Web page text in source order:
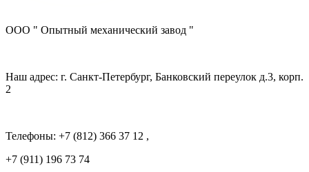
ООО " Опытный механический завод "
Наш адрес: г. Санкт-Петербург, Банковский переулок д.3, корп.
2
Телефоны: +7 (812) 366 37 12 ,
+7 (911) 196 73 74